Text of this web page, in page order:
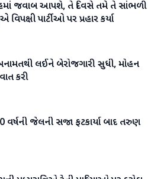
જવાબ આપશે, તે દિવસે તમે તે સાંભળી
પાર્ટીઓ પર પ્રહાર કર્યા
લઈને બેરોજગારી સુધી, મોહન
કરી
વર્ષની જેલની સજા ફટકાર્યા બાદ તરુણ